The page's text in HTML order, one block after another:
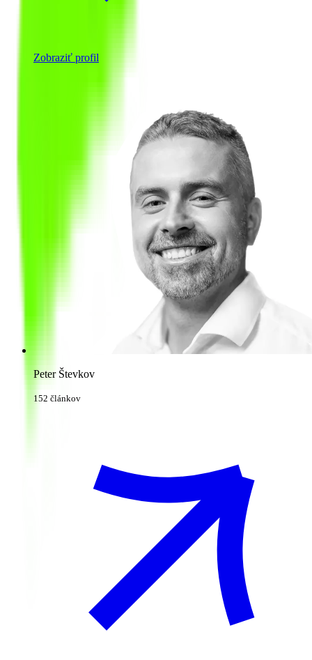
Zobraziť profil
Peter Števkov
152 článkov